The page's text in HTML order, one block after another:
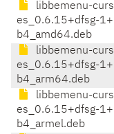
libbemenu-curs
es_0.6.15+dfsg-1+
b4_amd64.deb
libbemenu-curs
es_0.6.15+dfsg-1+
b4_arm64.deb
libbemenu-curs
es_0.6.15+dfsg-1+
b4_armel.deb